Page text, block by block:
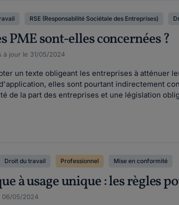
RSE (Responsabilité Sociétale des Entreprises)
PME sont-elles concernées ?
à jour le 31/05/2024
un texte obligeant les entreprises à atténuer
elles sont pourtant indirectement
de la part des entreprises et une législation
Droit du travail Professionnel Mise en conformité
à usage unique : les règles
06/05/2024